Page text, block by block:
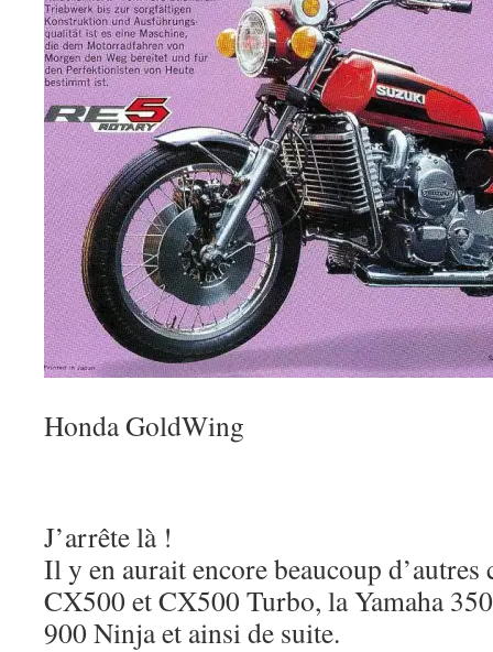
Honda GoldWing
J’arrête là !
Il y en aurait encore beaucoup
CX500 et CX500 Turbo, la Yamaha
900 Ninja et ainsi de suite.